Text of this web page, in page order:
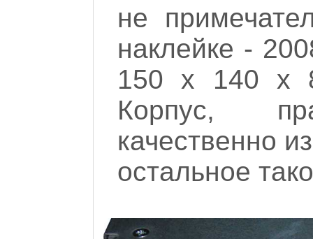
не
наклейке -
150 х 140 х
Корпус,
качественно
остальное